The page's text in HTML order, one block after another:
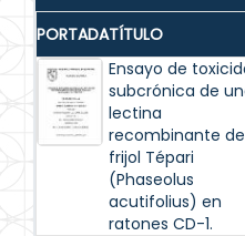
PORTADATÍTULO
Ensayo de
subcrónica de
lectina
recombinante de
frijol Tépari
(Phaseolus
acutifolius) en
ratones CD-1.